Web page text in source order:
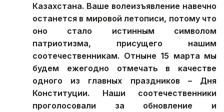
Казахстана. Ваше волеизъявление навечно
останется в мировой летописи, потому что
оно стало истинным символом
патриотизма, присущего нашим
соотечественникам. Отныне 15 марта мы
будем ежегодно отмечать в качестве
одного из главных праздников – Дня
Конституции. Наши соотечественники
проголосовали за обновление и